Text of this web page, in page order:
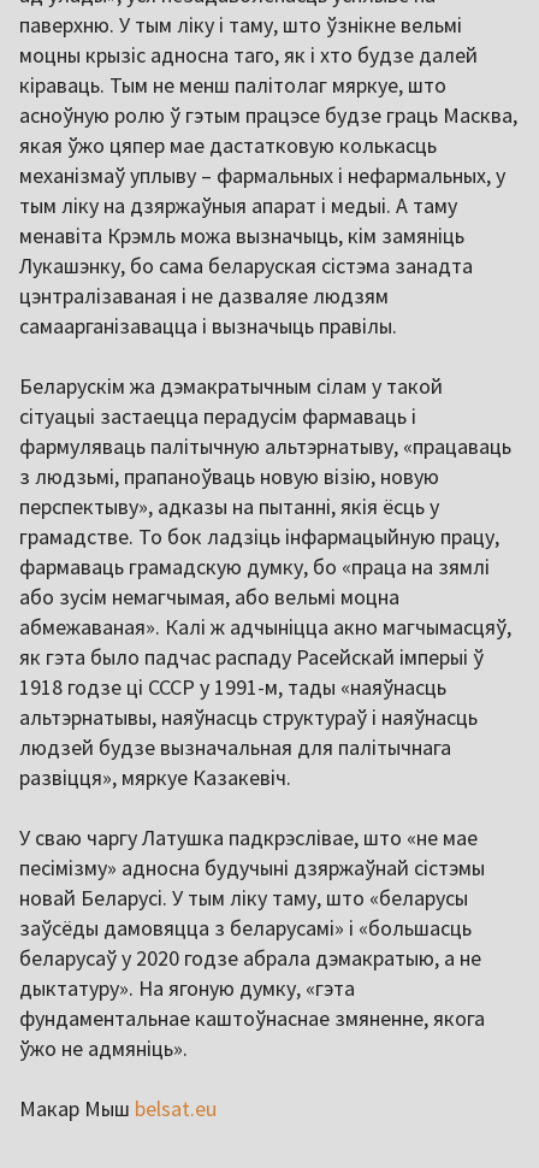
паверхню. У тым ліку і таму, што ўзнікне вельмі
моцны крызіс адносна таго, як і хто будзе далей
кіраваць. Тым не менш палітолаг мяркуе, што
асноўную ролю ў гэтым працэсе будзе граць Масква,
якая ўжо цяпер мае дастатковую колькасць
механізмаў уплыву – фармальных і нефармальных, у
тым ліку на дзяржаўныя апарат і медыі. А таму
менавіта Крэмль можа вызначыць, кім замяніць
Лукашэнку, бо сама беларуская сістэма занадта
цэнтралізаваная і не дазваляе людзям
самаарганізавацца і вызначыць правілы.
Беларускім жа дэмакратычным сілам у такой
сітуацыі застаецца перадусім фармаваць і
фармуляваць палітычную альтэрнатыву, «працаваць
з людзьмі, прапаноўваць новую візію, новую
перспектыву», адказы на пытанні, якія ёсць у
грамадстве. То бок ладзіць інфармацыйную працу,
фармаваць грамадскую думку, бо «праца на зямлі
або зусім немагчымая, або вельмі моцна
абмежаваная». Калі ж адчыніцца акно магчымасцяў,
як гэта было падчас распаду Расейскай імперыі ў
1918 годзе ці СССР у 1991-м, тады «наяўнасць
альтэрнатывы, наяўнасць структураў і наяўнасць
людзей будзе вызначальная для палітычнага
развіцця», мяркуе Казакевіч.
У сваю чаргу Латушка падкрэслівае, што «не мае
песімізму» адносна будучыні дзяржаўнай сістэмы
новай Беларусі. У тым ліку таму, што «беларусы
заўсёды дамовяцца з беларусамі» і «большасць
беларусаў у 2020 годзе абрала дэмакратыю, а не
дыктатуру». На ягоную думку, «гэта
фундаментальнае каштоўнаснае змяненне, якога
ўжо не адмяніць».
Макар Мыш belsat.eu